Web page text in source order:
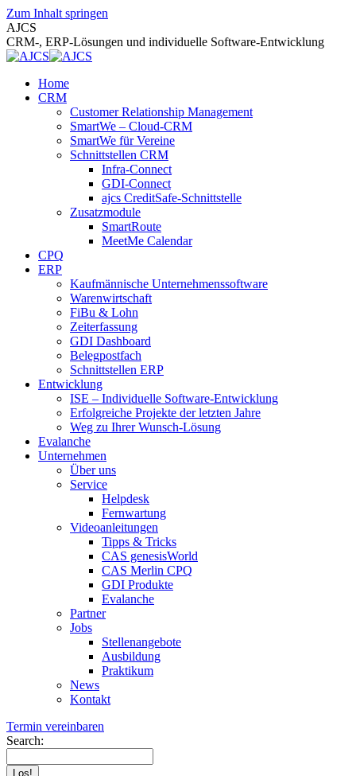
Zum Inhalt springen
AJCS
CRM-, ERP-Lösungen und individuelle Software-Entwicklung
Home
CRM
Customer Relationship Management
SmartWe – Cloud-CRM
SmartWe für Vereine
Schnittstellen CRM
Infra-Connect
GDI-Connect
ajcs CreditSafe-Schnittstelle
Zusatzmodule
SmartRoute
MeetMe Calendar
CPQ
ERP
Kaufmännische Unternehmenssoftware
Warenwirtschaft
FiBu & Lohn
Zeiterfassung
GDI Dashboard
Belegpostfach
Schnittstellen ERP
Entwicklung
ISE – Individuelle Software-Entwicklung
Erfolgreiche Projekte der letzten Jahre
Weg zu Ihrer Wunsch-Lösung
Evalanche
Unternehmen
Über uns
Service
Helpdesk
Fernwartung
Videoanleitungen
Tipps & Tricks
CAS genesisWorld
CAS Merlin CPQ
GDI Produkte
Evalanche
Partner
Jobs
Stellenangebote
Ausbildung
Praktikum
News
Kontakt
Termin vereinbaren
Search: